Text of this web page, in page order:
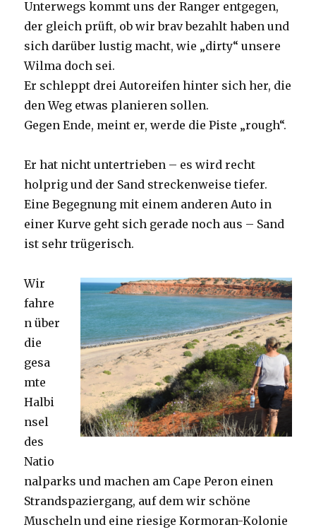
Unterwegs kommt uns der Ranger entgegen,
der gleich prüft, ob wir brav bezahlt haben und
sich darüber lustig macht, wie „dirty“ unsere
Wilma doch sei.
Er schleppt drei Autoreifen hinter sich her, die
den Weg etwas planieren sollen.
Gegen Ende, meint er, werde die Piste „rough“.
Er hat nicht untertrieben – es wird recht
holprig und der Sand streckenweise tiefer.
Eine Begegnung mit einem anderen Auto in
einer Kurve geht sich gerade noch aus – Sand
ist sehr trügerisch.
Wir
fahre
n über
die
gesa
mte
Halbi
nsel
des
Natio
nalparks und machen am Cape Peron einen
Strandspaziergang, auf dem wir schöne
Muscheln und eine riesige Kormoran-Kolonie